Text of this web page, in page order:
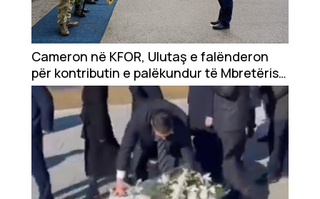
Cameron në KFOR, Ulutaş e falënderon
për kontributin e palëkundur të Mbretërisë
së Bashkuar